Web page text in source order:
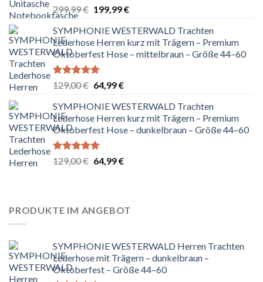
299,99€ Ursprünglicher
war:
299,99 €
199,99€Aktueller
ist:
199,99 €.
SYMPHONIE WESTERWALD Trachten
Lederhose Herren kurz mit Trägern – Premium
Oktoberfest Hose – mittelbraun – Größe 44–60
Bewertet
5.00
von 5
129,00€ Ursprünglicher
war:
129,00 €
64,99€Aktueller
ist:
64,99 €.
SYMPHONIE WESTERWALD Trachten
Lederhose Herren kurz mit Trägern – Premium
Oktoberfest Hose – dunkelbraun – Größe 44–60
Bewertet
5.00
129,00€ Ursprünglicher
64,99€Aktueller
PRODUKTE IM ANGEBOT
SYMPHONIE WESTERWALD Herren Trachten
Lederhose mit Trägern – dunkelbraun –
Oktoberfest – Größe 44–60